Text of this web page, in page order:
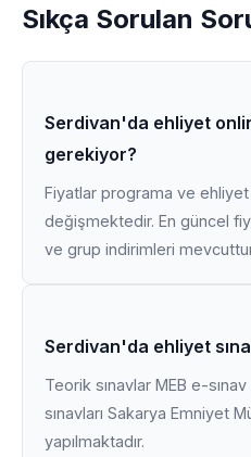
Sıkça Sorulan
Serdivan'da ehliyet
gerekiyor?
Fiyatlar programa ve ehliyet
değişmektedir. En güncel
ve grup indirimleri
Serdivan'da ehliyet
Teorik sınavlar MEB e-
sınavları Sakarya Emniyet
yapılmaktadır.